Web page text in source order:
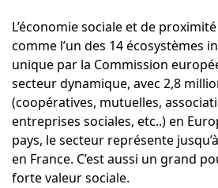
L’économie sociale et de
comme l’un des 14 écosystèmes
unique par la Commission
secteur dynamique, avec 2,8
(coopératives, mutuelles,
entreprises sociales, etc..) en
pays, le secteur représente
en France. C’est aussi un grand
forte valeur sociale.